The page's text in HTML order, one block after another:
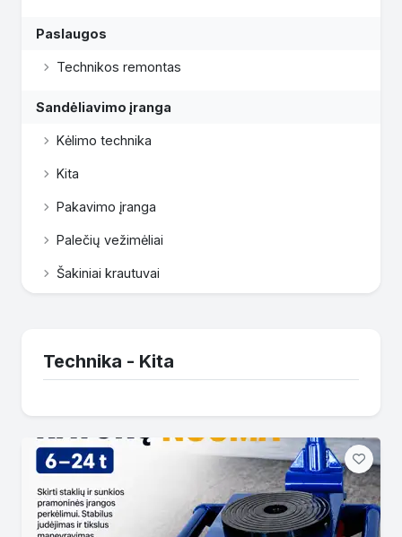
Paslaugos
Technikos remontas
Sandėliavimo įranga
Kėlimo technika
Kita
Pakavimo įranga
Palečių vežimėliai
Šakiniai krautuvai
Technika - Kita